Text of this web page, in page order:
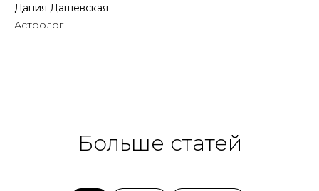
Дания Дашевская
Астролог
Больше статей